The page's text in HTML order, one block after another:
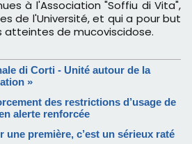
à l'Association "Soffiu di Vita",
de l'Université, et qui a pour but
atteintes de mucoviscidose.
di Corti - Unité autour de la
»
des restrictions d’usage de
alerte renforcée
une première, c’est un sérieux raté